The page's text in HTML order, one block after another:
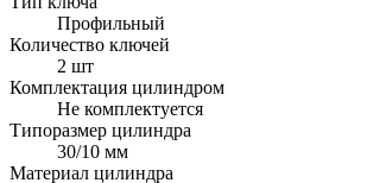
Профильный
Количество ключей
2 шт
Комплектация цилиндром
Не комплектуется
Типоразмер цилиндра
30/10 мм
Материал цилиндра